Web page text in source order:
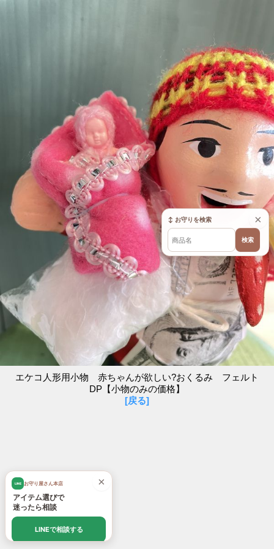
エケコ人形用小物 赤ちゃんが欲しい?おくるみ フェルト
DP【小物のみの価格】
[戻る]
×
LINE お守り屋さん本店
アイテム選びで
迷ったら相談
LINEで相談する
×
↕ お守りを検索
検索